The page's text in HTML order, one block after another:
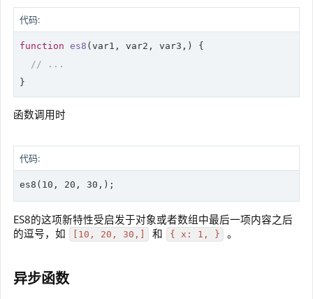
代码:
function es8 ( var1, var2, var3, ) {
// ...
}
函数调用时
代码:
es8(10, 20, 30,);
ES8的这项新特性受启发于对象或者数组中最后一项内容之后
的逗号，如
[10, 20, 30,] 和 { x: 1, } 。
异步函数